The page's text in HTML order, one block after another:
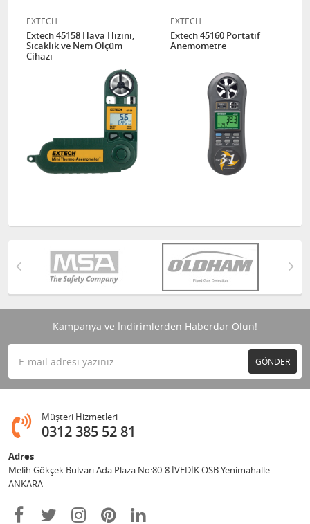
EXTECH
Extech 45158 Hava Hızını,
Sıcaklık ve Nem Ölçüm
Cihazı
EXTECH
Extech 45160 Portatif
Anemometre
Kampanya ve İndirimlerden Haberdar Olun!
GÖNDER
Müşteri Hizmetleri
0312 385 52 81
Adres
Melih Gökçek Bulvarı Ada Plaza No:80-8 İVEDİK OSB Yenimahalle -
ANKARA